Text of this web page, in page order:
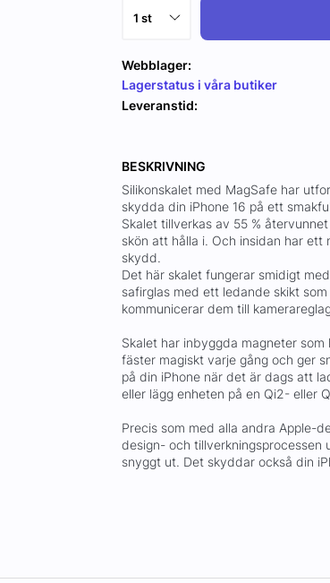
Webblager:
Lagerstatus i våra butiker
Leveranstid:
BESKRIVNING
Silikonskalet med MagSafe har
skydda din iPhone 16 på ett
Skalet tillverkas av 55 %
skön att hålla i. Och insidan har
skydd.
Det här skalet fungerar smidigt
safirglas med ett ledande skikt
kommunicerar dem till
Skalet har inbyggda magneter
fäster magiskt varje gång och ger
på din iPhone när det är dags att
eller lägg enheten på en Qi2- eller
Precis som med alla andra Apple-
design- och tillverkningsprocessen
snyggt ut. Det skyddar också din